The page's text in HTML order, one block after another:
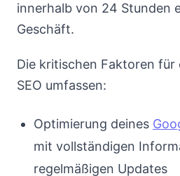
innerhalb von 24 Stunden
Geschäft.
Die kritischen Faktoren
SEO umfassen:
Optimierung deines
mit vollständigen
regelmäßigen Updates